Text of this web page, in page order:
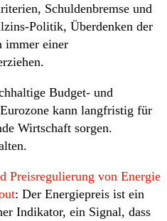
Schuldenbremse und
Politik, Überdenken der
immer einer
Budget- und
kann langfristig für
Wirtschaft sorgen.
Preisregulierung von Energie
: Der Energiepreis ist ein
Indikator, ein Signal, dass